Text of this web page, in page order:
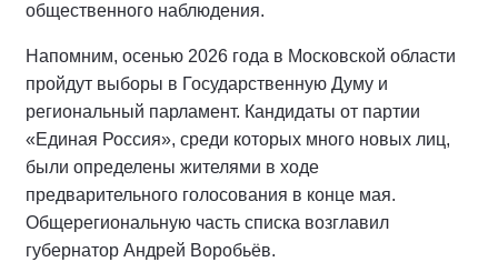
общественного наблюдения.
Напомним, осенью 2026 года в Московской области
пройдут выборы в Государственную Думу и
региональный парламент. Кандидаты от партии
«Единая Россия», среди которых много новых лиц,
были определены жителями в ходе
предварительного голосования в конце мая.
Общерегиональную часть списка возглавил
губернатор Андрей Воробьёв.